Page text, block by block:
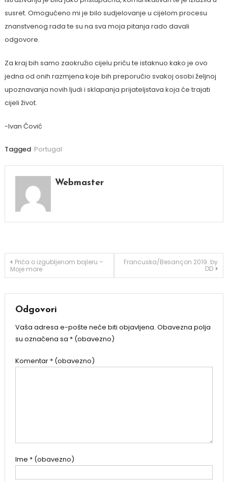
susret. Omogućeno mi je bilo sudjelovanje u cijelom procesu
znanstvenog rada te su na sva moja pitanja rado davali
odgovore.
Za kraj bih samo zaokružio cijelu priču te istaknuo kako je ovo
jedna od onih razmjena koje bih preporučio svakoj osobi željnoj
upoznavanja novih ljudi i sklapanja prijateljstava koja će trajati
cijeli život.
-Ivan Čović
Tagged Portugal
Webmaster
Navigacija
Priča o izgubljenom bojleru –
Moje more
Francuska/Besançon 2019. by
DD
Odgovori
Vaša adresa e-pošte neće biti objavljena. Obavezna polja
su označena sa * (obavezno)
Komentar * (obavezno)
Ime * (obavezno)